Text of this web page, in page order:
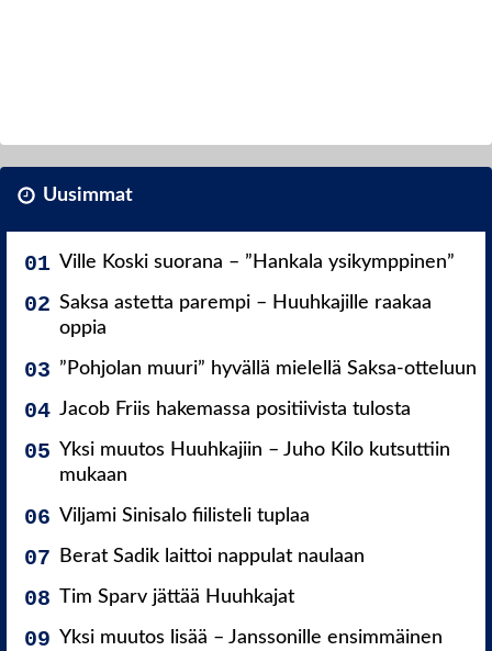
Uusimmat
Ville Koski suorana – ”Hankala ysikymppinen”
Saksa astetta parempi – Huuhkajille raakaa
oppia
”Pohjolan muuri” hyvällä mielellä Saksa-otteluun
Jacob Friis hakemassa positiivista tulosta
Yksi muutos Huuhkajiin – Juho Kilo kutsuttiin
mukaan
Viljami Sinisalo fiilisteli tuplaa
Berat Sadik laittoi nappulat naulaan
Tim Sparv jättää Huuhkajat
Yksi muutos lisää – Janssonille ensimmäinen